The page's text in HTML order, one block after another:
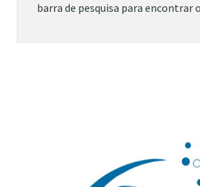
barra de pesquisa para encontrar